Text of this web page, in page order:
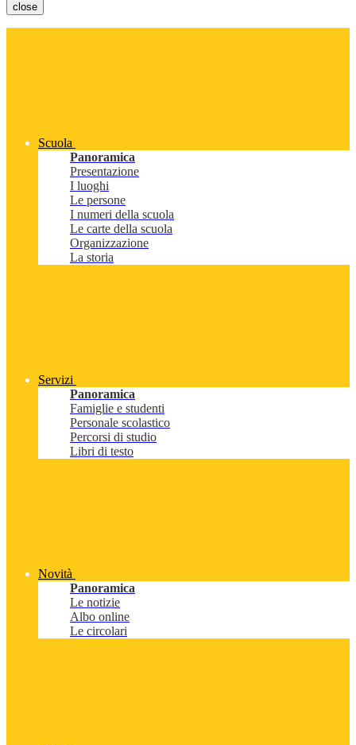
close
Scuola
Panoramica
Presentazione
I luoghi
Le persone
I numeri della scuola
Le carte della scuola
Organizzazione
La storia
Servizi
Panoramica
Famiglie e studenti
Personale scolastico
Percorsi di studio
Libri di testo
Novità
Panoramica
Le notizie
Albo online
Le circolari